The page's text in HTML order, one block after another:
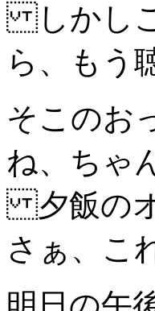
しかしこ
ら、もう
そこのお
ね、ちゃ
夕飯のオ
さぁ、こ